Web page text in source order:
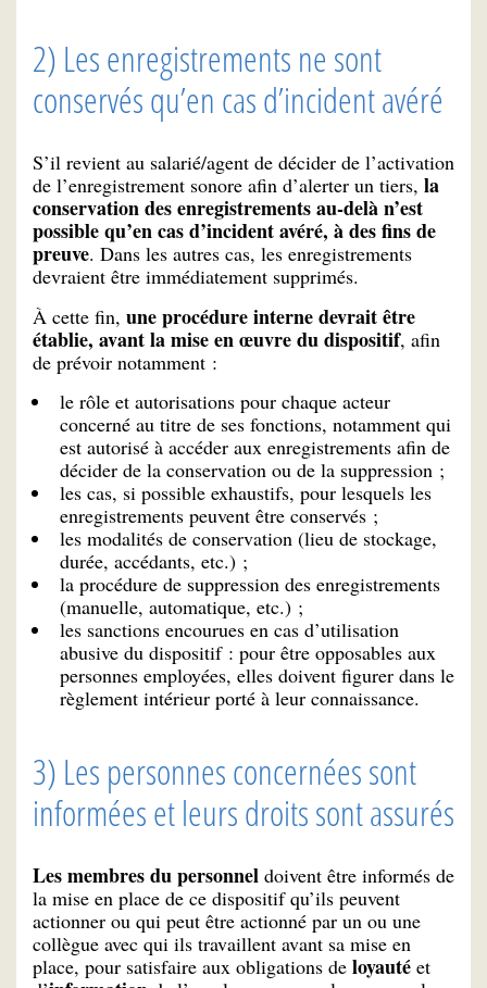
2) Les enregistrements ne sont
conservés qu’en cas d’incident avéré
S’il revient au salarié/agent de décider de l’activation
de l’enregistrement sonore afin d’alerter un tiers, la
conservation des enregistrements au-delà n’est
possible qu’en cas d’incident avéré, à des fins de
preuve. Dans les autres cas, les enregistrements
devraient être immédiatement supprimés.
À cette fin, une procédure interne devrait être
établie, avant la mise en œuvre du dispositif, afin
de prévoir notamment :
le rôle et autorisations pour chaque acteur
concerné au titre de ses fonctions, notamment qui
est autorisé à accéder aux enregistrements afin de
décider de la conservation ou de la suppression ;
les cas, si possible exhaustifs, pour lesquels les
enregistrements peuvent être conservés ;
les modalités de conservation (lieu de stockage,
durée, accédants, etc.) ;
la procédure de suppression des enregistrements
(manuelle, automatique, etc.) ;
les sanctions encourues en cas d’utilisation
abusive du dispositif : pour être opposables aux
personnes employées, elles doivent figurer dans le
règlement intérieur porté à leur connaissance.
3) Les personnes concernées sont
informées et leurs droits sont assurés
Les membres du personnel doivent être informés de
la mise en place de ce dispositif qu’ils peuvent
actionner ou qui peut être actionné par un ou une
collègue avec qui ils travaillent avant sa mise en
place, pour satisfaire aux obligations de loyauté et